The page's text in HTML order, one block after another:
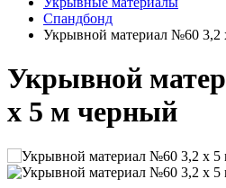
Спандбонд
Укрывной материал №60 3,2
Укрывной
х 5 м черный